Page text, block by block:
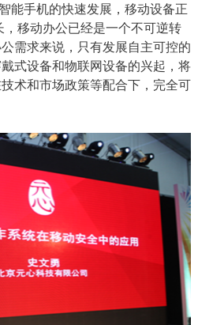
能手机的快速发展，移动设备正
移动办公已经是一个不可逆转
需求来说，只有发展自主可控的
式设备和物联网设备的兴起，将
术和市场政策等配合下，完全可